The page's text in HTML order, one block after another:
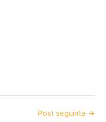
Post seguinte →